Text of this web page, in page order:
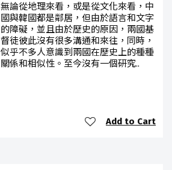
無論從地理來看，或是從文化來看，中
國與韓國都是鄰居，但由於語言和文字
的障礙，並且由於歷史的原因，兩國基
督徒彼此沒有很多溝通和來往，同時，
似乎不多人意識到兩國在歷史上的種種
關係和相似性。至今沒有一個研究..
Add to Cart